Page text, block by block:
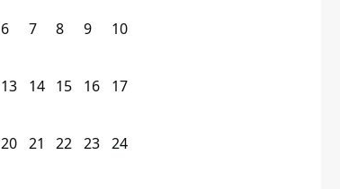
6 7 8 9 10
13 14 15 16 17
20 21 22 23 24